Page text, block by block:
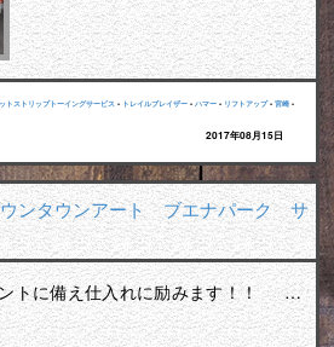
トストリップトーイングサービス • トレイルブレイザー • ハマー • リフトアップ• 宮崎 •
2017年08月15日
ンタウンアート ブエナパーク サ
ントに備え仕入れに励みます！！ …